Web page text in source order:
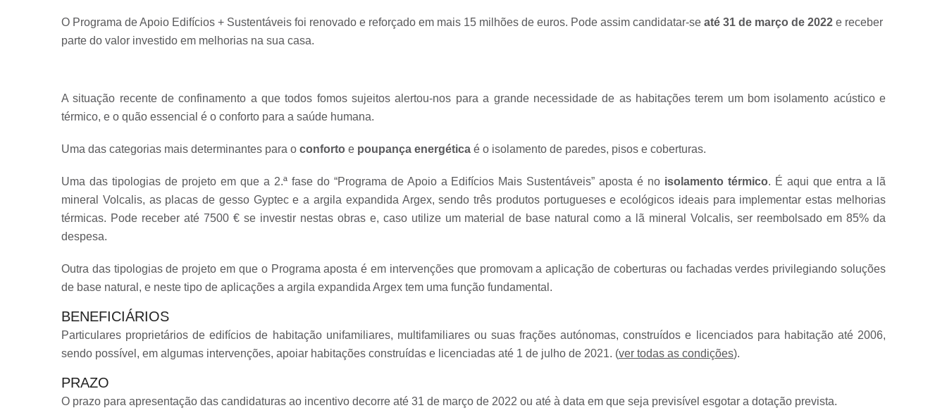
O Programa de Apoio Edifícios + Sustentáveis foi renovado e reforçado em mais 15 milhões de euros. Pode assim candidatar-se até 31 de março de 2022 e receber
parte do valor investido em melhorias na sua casa.
A situação recente de confinamento a que todos fomos sujeitos alertou-nos para a grande necessidade de as habitações terem um bom isolamento acústico e
térmico, e o quão essencial é o conforto para a saúde humana.
Uma das categorias mais determinantes para o conforto e poupança energética é o isolamento de paredes, pisos e coberturas.
Uma das tipologias de projeto em que a 2.ª fase do “Programa de Apoio a Edifícios Mais Sustentáveis” aposta é no isolamento térmico. É aqui que entra a lã
mineral Volcalis, as placas de gesso Gyptec e a argila expandida Argex, sendo três produtos portugueses e ecológicos ideais para implementar estas melhorias
térmicas. Pode receber até 7500 € se investir nestas obras e, caso utilize um material de base natural como a lã mineral Volcalis, ser reembolsado em 85% da
despesa.
Outra das tipologias de projeto em que o Programa aposta é em intervenções que promovam a aplicação de coberturas ou fachadas verdes privilegiando soluções
de base natural, e neste tipo de aplicações a argila expandida Argex tem uma função fundamental.
BENEFICIÁRIOS
Particulares proprietários de edifícios de habitação unifamiliares, multifamiliares ou suas frações autónomas, construídos e licenciados para habitação até 2006,
sendo possível, em algumas intervenções, apoiar habitações construídas e licenciadas até 1 de julho de 2021. (ver todas as condições).
PRAZO
O prazo para apresentação das candidaturas ao incentivo decorre até 31 de março de 2022 ou até à data em que seja previsível esgotar a dotação prevista.